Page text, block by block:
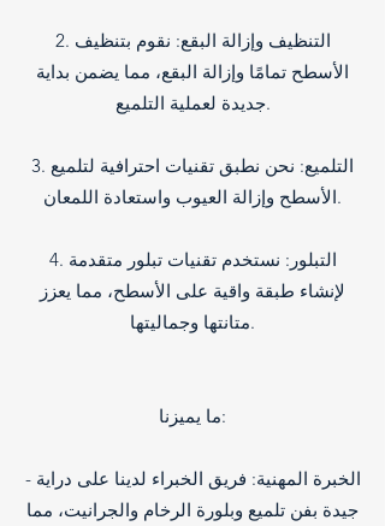
2. التنظيف وإزالة البقع: نقوم بتنظيف
الأسطح تمامًا وإزالة البقع، مما يضمن بداية
جديدة لعملية التلميع.
3. التلميع: نحن نطبق تقنيات احترافية لتلميع
الأسطح وإزالة العيوب واستعادة اللمعان.
4. التبلور: نستخدم تقنيات تبلور متقدمة
لإنشاء طبقة واقية على الأسطح، مما يعزز
متانتها وجماليتها.
ما يميزنا:
- الخبرة المهنية: فريق الخبراء لدينا على دراية
جيدة بفن تلميع وبلورة الرخام والجرانيت، مما